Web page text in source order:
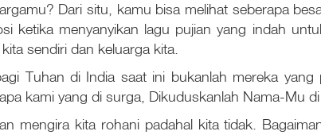
Dari situ, kamu bisa melihat seberapa
ketika menyanyikan lagu pujian yang indah
sendiri dan keluarga kita.
Tuhan di India saat ini bukanlah mereka
kami yang di surga, Dikuduskanlah Nama-Mu di
mengira kita rohani padahal kita tidak.